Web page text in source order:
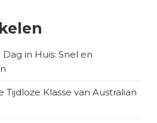
in Huis: Snel en
Tijdloze Klasse van Australian